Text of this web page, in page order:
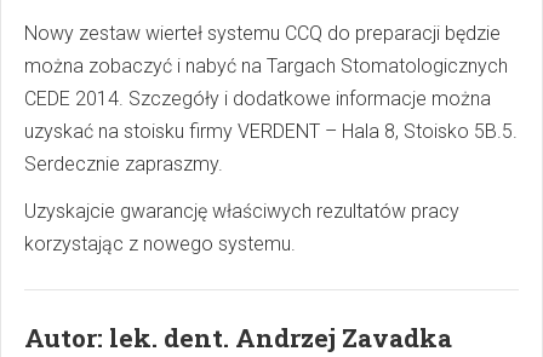
Nowy zestaw wierteł systemu CCQ do preparacji będzie
można zobaczyć i nabyć na Targach Stomatologicznych
CEDE 2014. Szczegóły i dodatkowe informacje można
uzyskać na stoisku firmy VERDENT – Hala 8, Stoisko 5B.5.
Serdecznie zapraszmy.
Uzyskajcie gwarancję właściwych rezultatów pracy
korzystając z nowego systemu.
Autor: lek. dent. Andrzej Zavadka